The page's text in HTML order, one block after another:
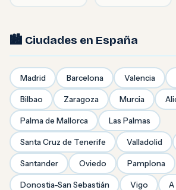
🏙️ Ciudades en España
Madrid Barcelona Valencia
Bilbao Zaragoza Murcia
Palma de Mallorca Las Palmas
Santa Cruz de Tenerife Valladolid
Santander Oviedo Pamplona
Donostia-San Sebastián Vigo A